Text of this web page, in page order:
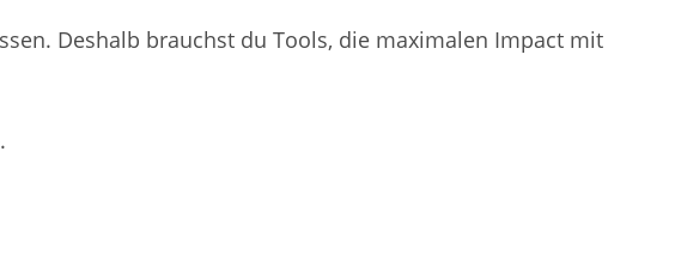
Deshalb brauchst du Tools, die maximalen Impact mit